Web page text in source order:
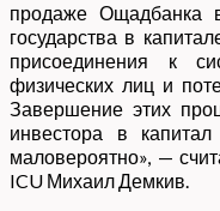
продаже Ощадбанка
государства в
присоединения к
физических лиц и
Завершение этих
инвестора в
маловероятно», —
ICU Михаил Демкив.